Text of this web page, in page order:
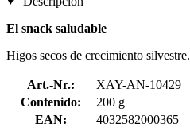
El snack saludable
Higos secos de crecimiento silvestre.
Art.-Nr.:
XAY-AN-10429
Contenido:
200 g
EAN:
4032582000365